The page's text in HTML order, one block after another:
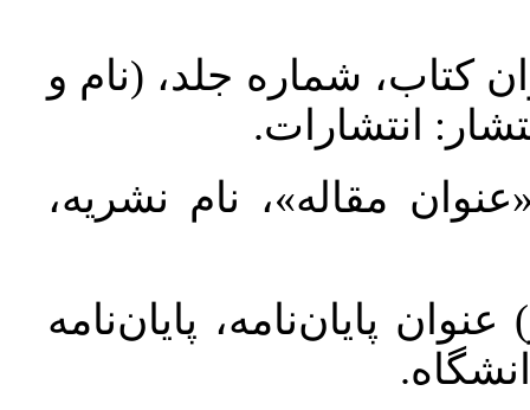
کتاب، شماره جلد، (نام و
انتشارات.
مقاله»، نام نشریه،
پایان‌نامه، پایان‌نامه